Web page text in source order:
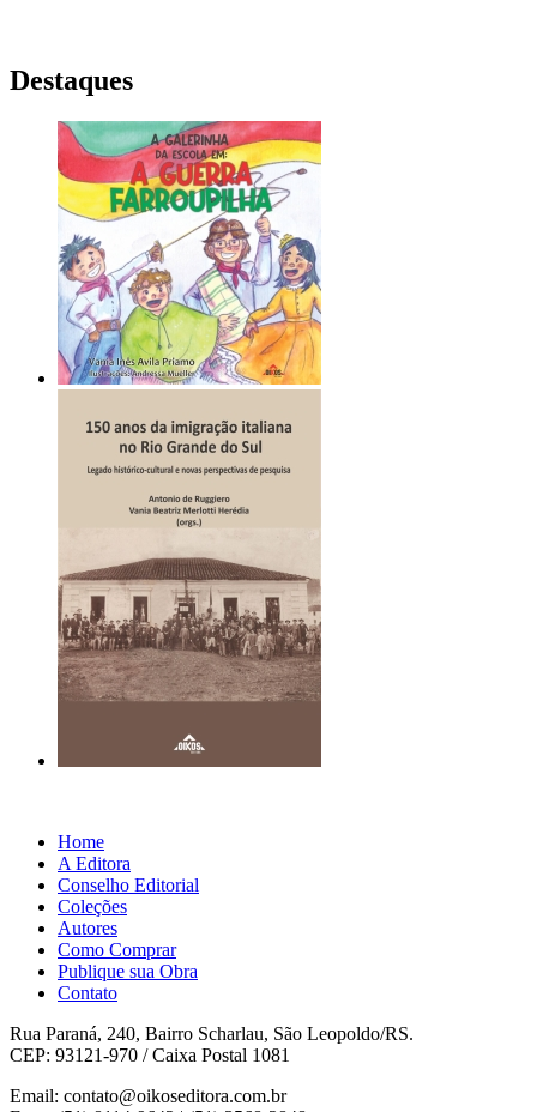
Destaques
Home
A Editora
Conselho Editorial
Coleções
Autores
Como Comprar
Publique sua Obra
Contato
Rua Paraná, 240, Bairro Scharlau, São Leopoldo/RS.
CEP: 93121-970 / Caixa Postal 1081
Email: contato@oikoseditora.com.br